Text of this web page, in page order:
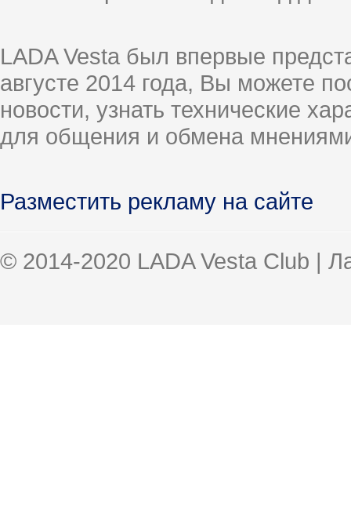
LADA Vesta был впервые
августе 2014 года, Вы можете
новости, узнать технические
для общения и обмена
Разместить рекламу на сайте
© 2014-2020 LADA Vesta Club |